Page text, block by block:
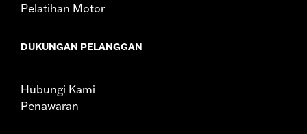
Pelatihan Motor
DUKUNGAN PELANGGAN
Hubungi Kami
Penawaran